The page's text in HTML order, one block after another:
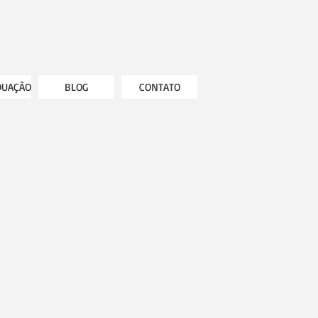
BLOG CONTATO